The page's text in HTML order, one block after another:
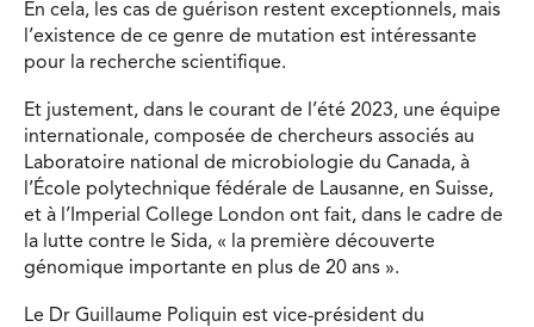
En cela, les cas de guérison restent exceptionnels, mais
l’existence de ce genre de mutation est intéressante
pour la recherche scientifique.
Et justement, dans le courant de l’été 2023, une équipe
internationale, composée de chercheurs associés au
Laboratoire national de microbiologie du Canada, à
l’École polytechnique fédérale de Lausanne, en Suisse,
et à l’Imperial College London ont fait, dans le cadre de
la lutte contre le Sida, « la première découverte
génomique importante en plus de 20 ans ».
Le Dr Guillaume Poliquin est vice-président du